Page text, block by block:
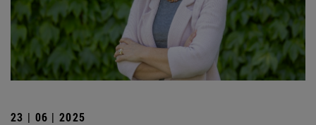
23 | 06 | 2025